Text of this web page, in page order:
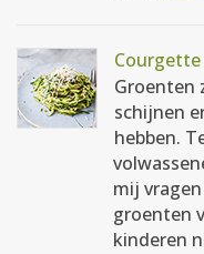
Groenten
schijnen
hebben.
mij
groenten
kinderen